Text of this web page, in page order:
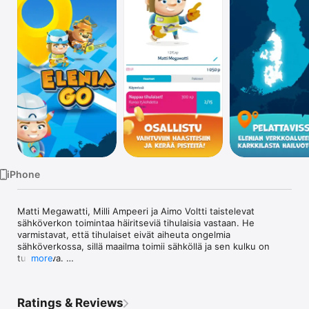
TV
iPhone
Matti Megawatti, Milli Ampeeri ja Aimo Voltti taistelevat
sähköverkon toimintaa häiritseviä tihulaisia vastaan. He
varmistavat, että tihulaiset eivät aiheuta ongelmia
sähköverkossa, sillä maailma toimii sähköllä ja sen kulku on
turvattava.
sähköverkosta yhdessä huolta!
more
Ratings & Reviews